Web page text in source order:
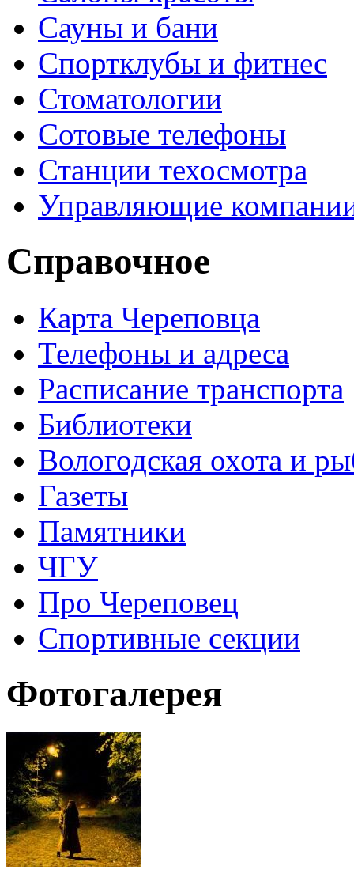
Сауны и бани
Спортклубы и фитнес
Стоматологии
Сотовые телефоны
Станции техосмотра
Управляющие
Справочное
Карта Череповца
Телефоны и адреса
Расписание транспорта
Библиотеки
Вологодская охота и
Газеты
Памятники
ЧГУ
Про Череповец
Спортивные секции
Фотогалерея